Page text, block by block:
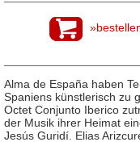
Alma de España haben
Spaniens künstlerisch zu
Octet Conjunto Iberico
der Musik ihrer Heimat
Jesús Guridí. Elias